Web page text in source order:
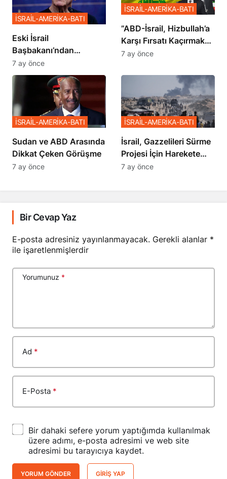
Eski İsrail
Başbakanı’ndan
Netanyahu’ya Ağır
Sözler
İSRAİL-AMERİKA-BATI
7 ay önce
​​​​​​​”ABD-İsrail, Hizbullah’a
Karşı Fırsatı Kaçırmak
İstemiyor”
İSRAİL-AMERİKA-BATI
7 ay önce
Sudan ve ABD Arasında
Dikkat Çeken Görüşme
İSRAİL-AMERİKA-BATI
7 ay önce
İsrail, Gazzelileri Sürme
Projesi İçin Harekete
Geçti
İSRAİL-AMERİKA-BATI
7 ay önce
Bir Cevap Yaz
E-posta adresiniz yayınlanmayacak. Gerekli alanlar *
ile işaretlenmişlerdir
Yorumunuz *
Ad *
E-Posta *
Bir dahaki sefere yorum yaptığımda kullanılmak
üzere adımı, e-posta adresimi ve web site
adresimi bu tarayıcıya kaydet.
YORUM GÖNDER GIRIŞ YAP